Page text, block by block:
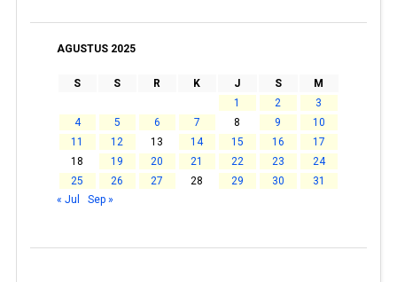
AGUSTUS 2025
S S R K J S
M
1
2
3
4
5 6 7 8 9
10
11
12 13 14 15 16
17
18
19 20 21 22 23
24
25
26 27 28 29 30
31
« Jul
Sep »